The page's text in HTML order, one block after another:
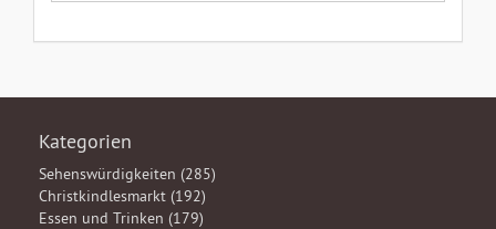
Kategorien
Sehenswürdigkeiten (285)
Christkindlesmarkt (192)
Essen und Trinken (179)